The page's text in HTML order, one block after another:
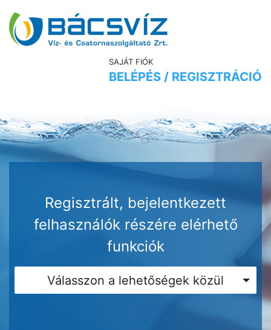
SAJÁT FIÓK
BELÉPÉS / REGISZTRÁCIÓ
Regisztrált, bejelentkezett
felhasználók részére elérhető
funkciók
Válasszon a lehetőségek közül